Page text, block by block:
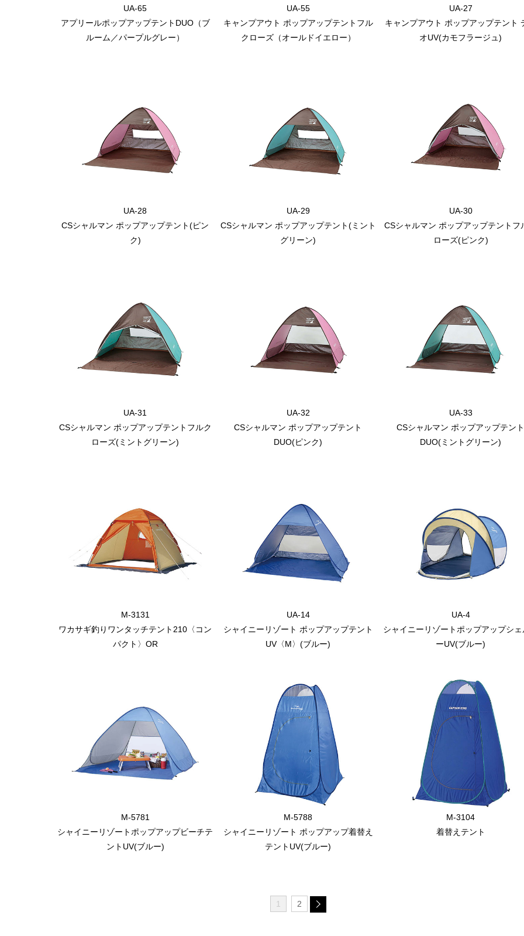
UA-65
アプリールポップアップテントDUO（ブ
ルーム／パープルグレー）
UA-55
キャンプアウト ポップアップテントフル
クローズ（オールドイエロー）
UA-27
キャンプアウト ポップアップテント
オUV(カモフラージュ)
UA-28
CSシャルマン ポップアップテント(ピン
ク)
UA-29
CSシャルマン ポップアップテント(ミント
グリーン)
UA-30
CSシャルマン ポップアップテントフ
ローズ(ピンク)
UA-31
CSシャルマン ポップアップテントフルク
ローズ(ミントグリーン)
UA-32
CSシャルマン ポップアップテント
DUO(ピンク)
UA-33
CSシャルマン ポップアップテン
DUO(ミントグリーン)
M-3131
ワカサギ釣りワンタッチテント210〈コン
パクト〉OR
UA-14
シャイニーリゾート ポップアップテント
UV〈M〉(ブルー)
UA-4
シャイニーリゾートポップアップシェ
ーUV(ブルー)
M-5781
シャイニーリゾートポップアップビーチテ
ントUV(ブルー)
M-5788
シャイニーリゾート ポップアップ着替え
テントUV(ブルー)
M-3104
着替えテント
1 2